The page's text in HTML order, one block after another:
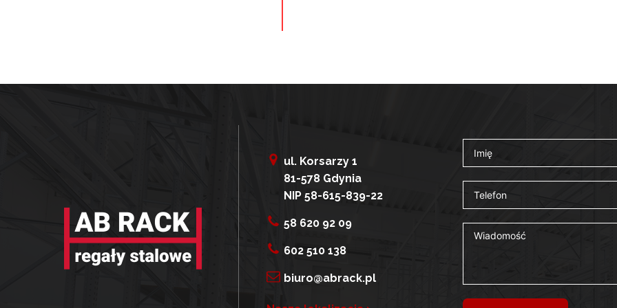
ul. Korsarzy 1
81-578 Gdynia
NIP 58-615-839-22
58 620 92 09
602 510 138
biuro@abrack.pl